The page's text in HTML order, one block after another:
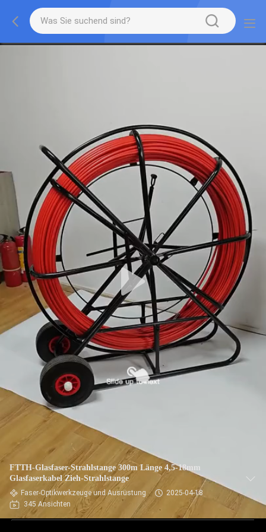
FTTH-Glasfaser-Strahlstange 300m Länge 4,5-18mm
Glasfaserkabel Zieh-Strahlstange
Faser-Optikwerkzeuge und Ausrüstung
2025-04-18
345 Ansichten